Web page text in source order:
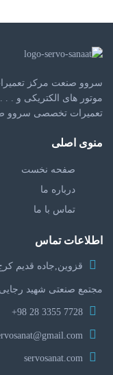
موتور های الکتریکی و .
تعمیرات تخصصی سروو
منوی اصلی
صفحه نخست
درباره ما
تماس با ما
اطلاعات تماس
قزوین,جاده قدیم
مجتمع صنعتی شهید رجایی